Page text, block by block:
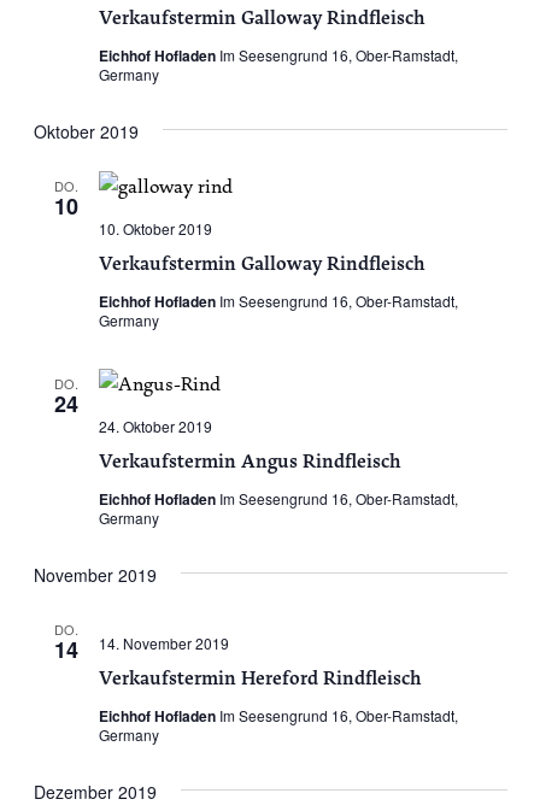
Verkaufstermin Galloway Rindfleisch
Eichhof Hofladen Im Seesengrund 16, Ober-Ramstadt,
Germany
Oktober 2019
DO.
10
Verkaufstermin Galloway Rindfleisch
10. Oktober 2019
Eichhof Hofladen Im Seesengrund 16, Ober-Ramstadt,
Germany
DO.
24
Verkaufstermin Angus Rindfleisch
24. Oktober 2019
Eichhof Hofladen Im Seesengrund 16, Ober-Ramstadt,
Germany
November 2019
DO.
14
Verkaufstermin Hereford Rindfleisch
14. November 2019
Eichhof Hofladen Im Seesengrund 16, Ober-Ramstadt,
Germany
Dezember 2019